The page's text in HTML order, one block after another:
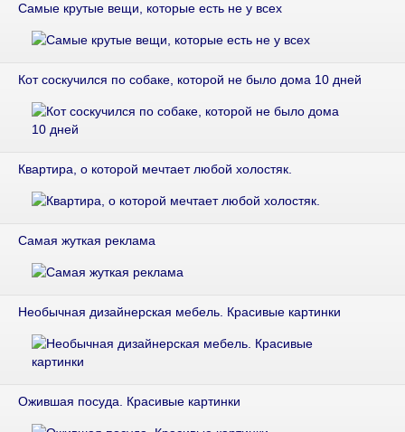
Самые крутые вещи, которые есть не у всех
Кот соскучился по собаке, которой не было дома 10 дней
Квартира, о которой мечтает любой холостяк.
Самая жуткая реклама
Необычная дизайнерская мебель. Красивые картинки
Ожившая посуда. Красивые картинки